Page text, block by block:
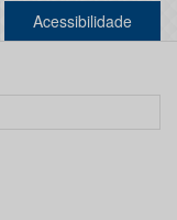
Acessibilidade